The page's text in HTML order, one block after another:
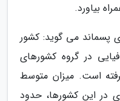
بیاورد.
پسماند می گوید: کشور
در گروه کشورهای
است. میزان متوسط
در این کشورها، حدود